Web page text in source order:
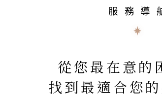
服務導
從您最在意的
找到最適合您